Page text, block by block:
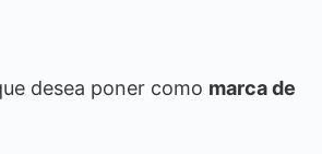
desea poner como marca de